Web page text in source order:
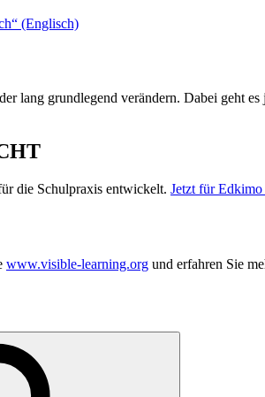
(Englisch)
lang grundlegend verändern. Dabei geht
die Schulpraxis entwickelt. Jetzt für Edkimo
www.visible-learning.org und erfahren Sie